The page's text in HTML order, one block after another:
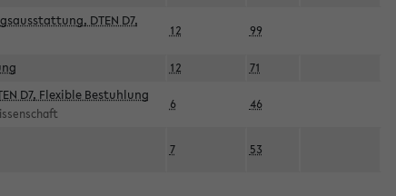
DTEN D7,
12 99
12 71
D7, Flexible Bestuhlung
6 46
7 53